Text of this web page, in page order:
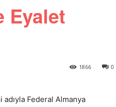
Eyalet
0
1866
adıyla Federal Almanya